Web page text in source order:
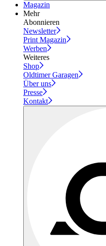
Magazin
Mehr
Abonnieren
Newsletter
Print Magazin
Werben
Weiteres
Shop
Oldtimer Garagen
Über uns
Presse
Kontakt